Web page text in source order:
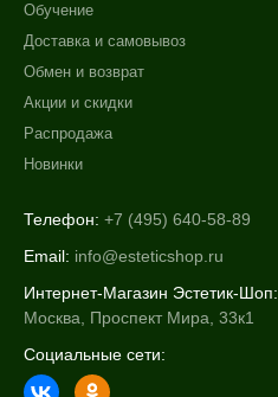
Обучение
Доставка и самовывоз
Обмен и возврат
Акции и скидки
Распродажа
Новинки
Телефон: +7 (495) 640-58-89
Email: info@esteticshop.ru
Интернет-Магазин Эстетик-Шоп:
Москва, Проспект Мира, 33к1
Социальные сети: